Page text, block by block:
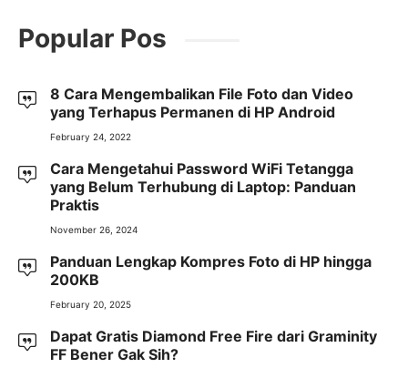
Popular Pos
8 Cara Mengembalikan File Foto dan Video
yang Terhapus Permanen di HP Android
February 24, 2022
Cara Mengetahui Password WiFi Tetangga
yang Belum Terhubung di Laptop: Panduan
Praktis
November 26, 2024
Panduan Lengkap Kompres Foto di HP hingga
200KB
February 20, 2025
Dapat Gratis Diamond Free Fire dari Graminity
FF Bener Gak Sih?